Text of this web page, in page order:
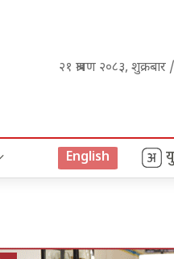
२१ श्रावण २०८३,
English